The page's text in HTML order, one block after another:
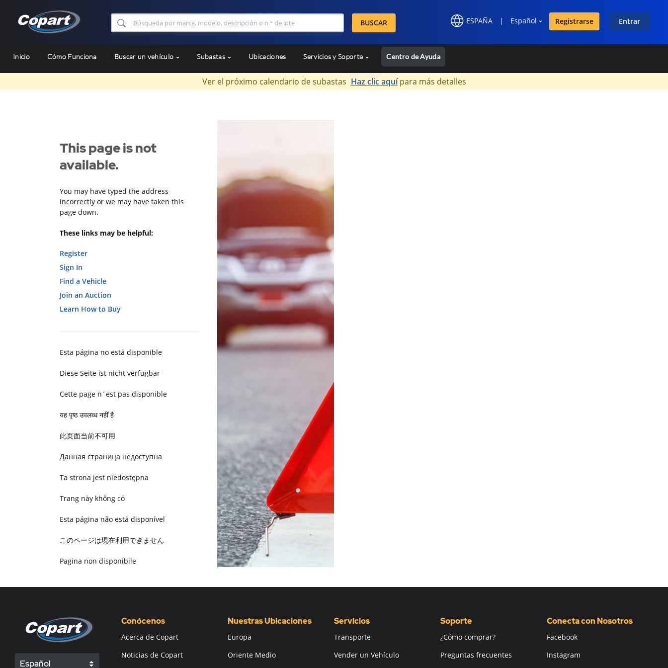
BUSCAR ESPAÑA | Español Registrarse Entrar
Inicio Cómo Funciona Buscar un vehículo Subastas Ubicaciones Servicios y Soporte Centro de Ayuda
Ver el próximo calendario de subastas Haz clic aquípara más detalles
This page is not
available.
You may have typed the address
incorrectly or we may have taken this
page down.
These links may be helpful:
Register
Sign In
Find a Vehicle
Join an Auction
Learn How to Buy
Esta página no está disponible
Diese Seite ist nicht verfügbar
Cette page n´est pas disponible
यह पृष्ठ उपलब्ध नहीं है
此页面当前不可用
Данная страница недоступна
Ta strona jest niedostępna
Trang này không có
Esta página não está disponível
このページは現在利用できません
Pagina non disponibile
Español
Conócenos
Acerca de Copart
Noticias de Copart
Nuestras Ubicaciones
Europa
Oriente Medio
Servicios
Transporte
Vender un Vehículo
Soporte
¿Cómo comprar?
Preguntas frecuentes
Conecta con Nosotros
Facebook
Instagram